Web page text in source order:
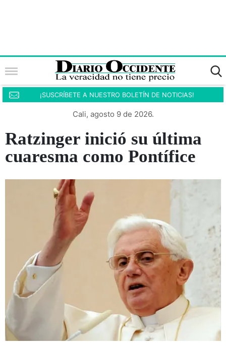
¡SUSCRÍBETE A NUESTRO BOLETÍN DE NOTICIAS!
Cali, agosto 9 de 2026.
Ratzinger inició su última
cuaresma como Pontífice